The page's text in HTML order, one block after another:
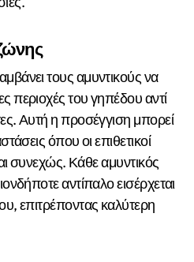
τους αμυντικούς να
περιοχές του γηπέδου αντί
Αυτή η προσέγγιση μπορεί
όπου οι επιθετικοί
συνεχώς. Κάθε αμυντικός
αντίπαλο εισέρχεται
επιτρέποντας καλύτερη